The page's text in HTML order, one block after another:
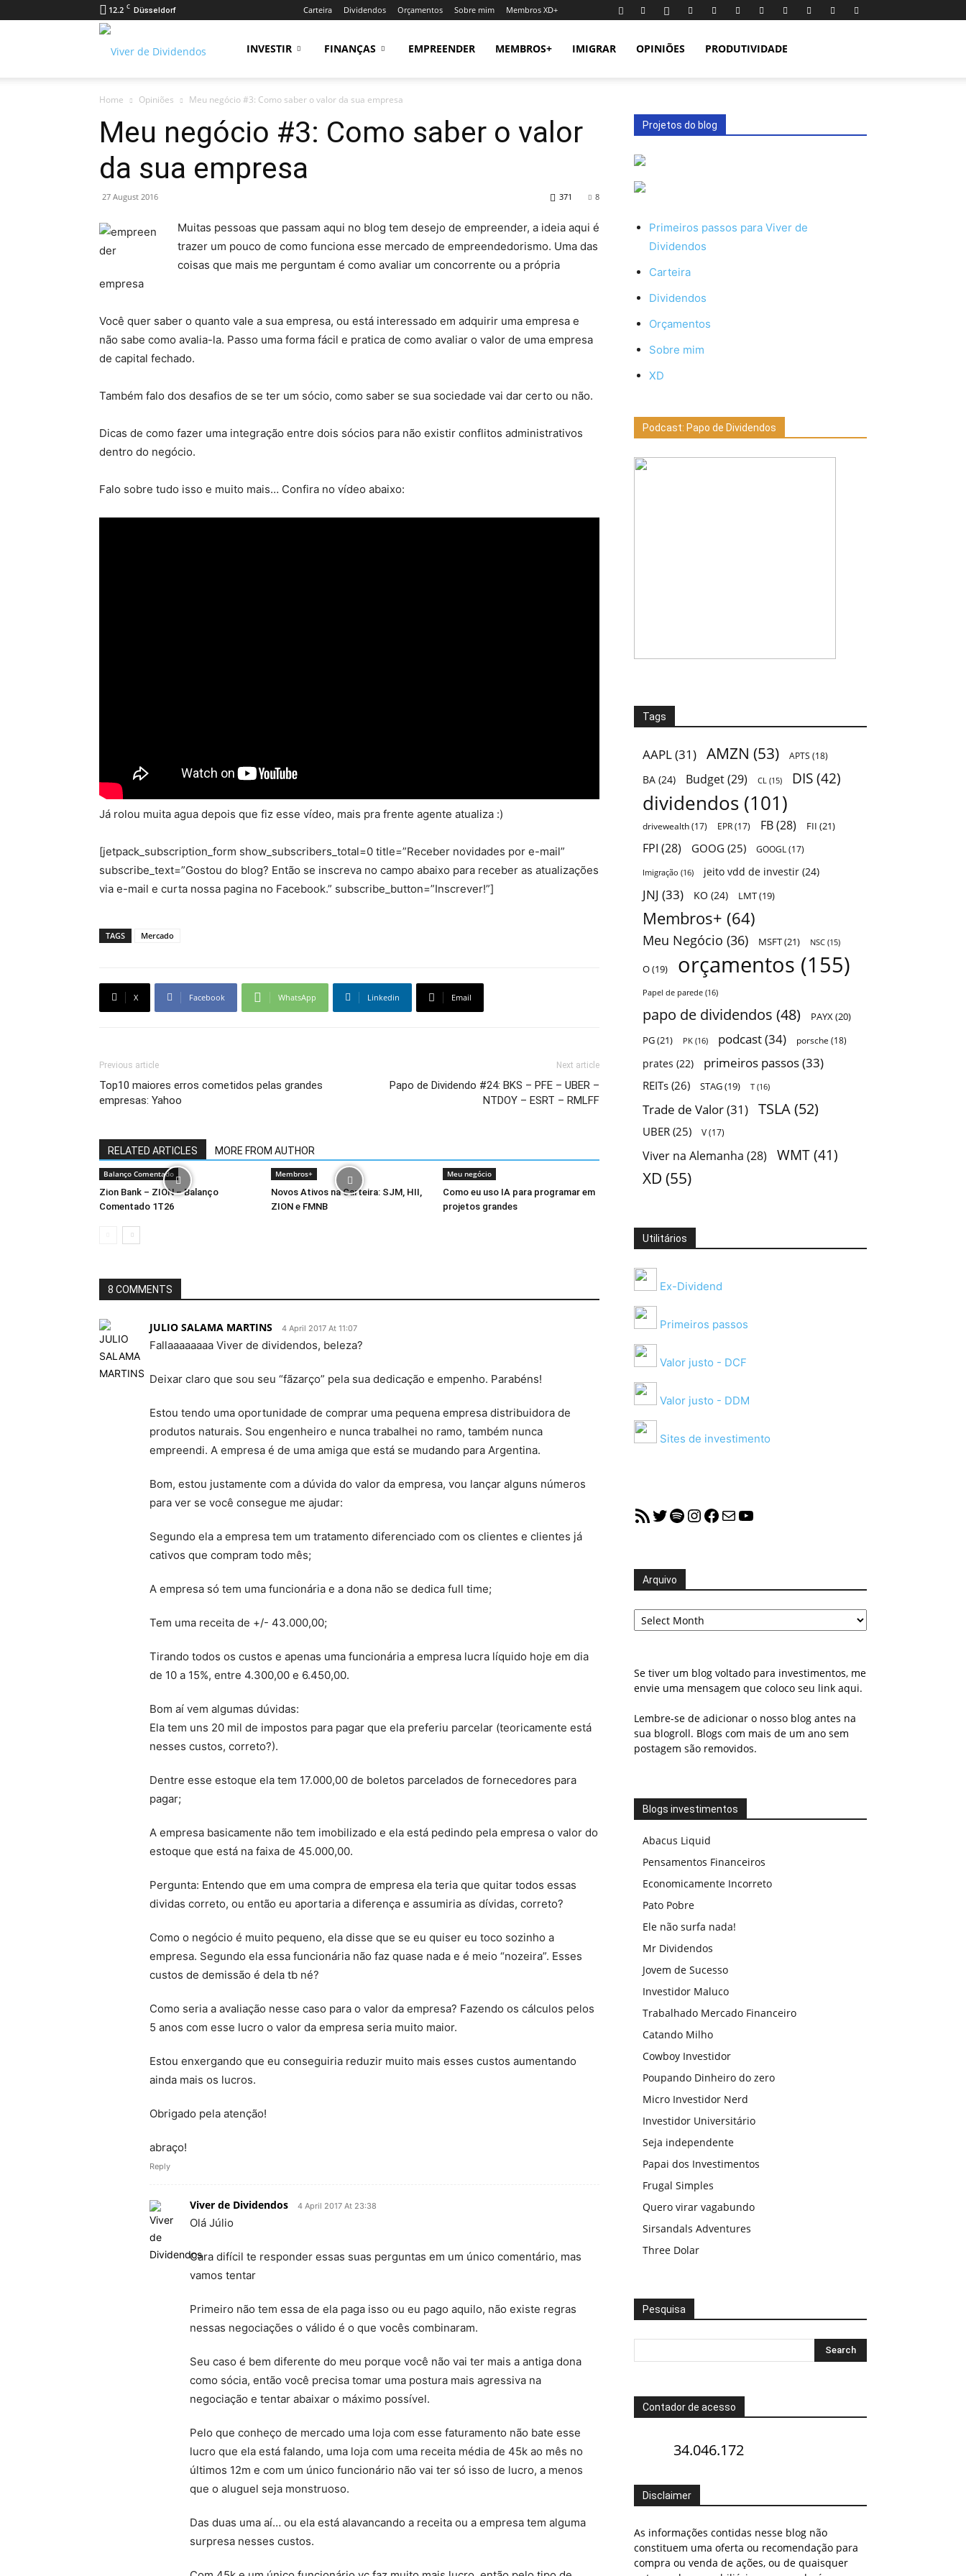
12.2 C Düsseldorf Carteira Dividendos Orçamentos Sobre mim Membros XD+
de
Dividendos
INVESTIR FINANÇAS EMPREENDER MEMBROS+ IMIGRAR OPINIÕES PRODUTIVIDADE
Home Opiniões Meu negócio #3: Como saber o valor da sua empresa
Meu negócio #3: Como saber o valor
da sua empresa
27 August 2016 8
371
Muitas pessoas que passam aqui no blog tem desejo de empreender, a ideia aqui é
trazer um pouco de como funciona esse mercado de empreendedorismo. Uma das
coisas que mais me perguntam é como avaliar um concorrente ou a própria
empresa
Você quer saber o quanto vale a sua empresa, ou está interessado em adquirir uma empresa e
não sabe como avalia-la. Passo uma forma fácil e pratica de como avaliar o valor de uma empresa
de capital fechado.
Também falo dos desafios de se ter um sócio, como saber se sua sociedade vai dar certo ou não.
Dicas de como fazer uma integração entre dois sócios para não existir conflitos administrativos
dentro do negócio.
Falo sobre tudo isso e muito mais… Confira no vídeo abaixo:
Já rolou muita agua depois que fiz esse vídeo, mais pra frente agente atualiza :)
[jetpack_subscription_form show_subscribers_total=0 title=”Receber novidades por e-mail”
subscribe_text=”Gostou do blog? Então se inscreva no campo abaixo para receber as atualizações
via e-mail e curta nossa pagina no Facebook.” subscribe_button=”Inscrever!”]
TAGS Mercado
X Facebook WhatsApp Linkedin Email
Previous article
Top10 maiores erros cometidos pelas grandes
empresas: Yahoo
Next article
Papo de Dividendo #24: BKS – PFE – UBER –
NTDOY – ESRT – RMLFF
RELATED ARTICLES MORE FROM AUTHOR
Balanço Comentado
Zion Bank – ZION – Balanço
Comentado 1T26
Membros+
Novos Ativos na Carteira: SJM, HII,
ZION e FMNB
Meu negócio
Como eu uso IA para programar em
projetos grandes
8 COMMENTS
JULIO SALAMA MARTINS 4 April 2017 At 11:07
Fallaaaaaaaa Viver de dividendos, beleza?
Deixar claro que sou seu “fãzarço” pela sua dedicação e empenho. Parabéns!
Estou tendo uma oportunidade de comprar uma pequena empresa distribuidora de
produtos naturais. Sou engenheiro e nunca trabalhei no ramo, também nunca
empreendi. A empresa é de uma amiga que está se mudando para Argentina.
Bom, estou justamente com a dúvida do valor da empresa, vou lançar alguns números
para ver se você consegue me ajudar:
Segundo ela a empresa tem um tratamento diferenciado com os clientes e clientes já
cativos que compram todo mês;
A empresa só tem uma funcionária e a dona não se dedica full time;
Tem uma receita de +/- 43.000,00;
Tirando todos os custos e apenas uma funcionária a empresa lucra líquido hoje em dia
de 10 a 15%, entre 4.300,00 e 6.450,00.
Bom aí vem algumas dúvidas:
Ela tem uns 20 mil de impostos para pagar que ela preferiu parcelar (teoricamente está
nesses custos, correto?).
Dentre esse estoque ela tem 17.000,00 de boletos parcelados de fornecedores para
pagar;
A empresa basicamente não tem imobilizado e ela está pedindo pela empresa o valor do
estoque que está na faixa de 45.000,00.
Pergunta: Entendo que em uma compra de empresa ela teria que quitar todos essas
dividas correto, ou então eu aportaria a diferença e assumiria as dívidas, correto?
Como o negócio é muito pequeno, ela disse que se eu quiser eu toco sozinho a
empresa. Segundo ela essa funcionária não faz quase nada e é meio “nozeira”. Esses
custos de demissão é dela tb né?
Como seria a avaliação nesse caso para o valor da empresa? Fazendo os cálculos pelos
5 anos com esse lucro o valor da empresa seria muito maior.
Estou enxergando que eu conseguiria reduzir muito mais esses custos aumentando
ainda mais os lucros.
Obrigado pela atenção!
abraço!
Reply
Viver de Dividendos 4 April 2017 At 23:38
Olá Júlio
Cara difícil te responder essas suas perguntas em um único comentário, mas
vamos tentar
Primeiro não tem essa de ela paga isso ou eu pago aquilo, não existe regras
nessas negociações o válido é o que vocês combinaram.
Seu caso é bem diferente do meu porque você não vai ter mais a antiga dona
como sócia, então você precisa tomar uma postura mais agressiva na
negociação e tentar abaixar o máximo possível.
Pelo que conheço de mercado uma loja com esse faturamento não bate esse
lucro que ela está falando, uma loja com uma receita média de 45k ao mês no
últimos 12m e com um único funcionário não vai ter só isso de lucro, a menos
que o aluguel seja monstruoso.
Das duas uma aí… ou ela está alavancando a receita ou a empresa tem alguma
surpresa nesses custos.
Projetos do blog
Primeiros passos para Viver de
Dividendos
Carteira
Dividendos
Orçamentos
Sobre mim
XD
Podcast: Papo de Dividendos
Tags
AAPL(31) AMZN (53) APTS (18)
BA (24) Budget(29) CL (15) DIS (42)
dividendos (101)
drivewealth(17) EPR(17) FB(28) FII (21)
FPI (28) GOOG (25) GOOGL (17)
Imigração (16) jeito vdd de investir (24)
JNJ (33) KO (24) LMT(19)
Membros+ (64)
Meu Negócio (36) MSFT(21) NSC (15)
O(19) orçamentos (155)
Papel de parede (16)
papo de dividendos (48) PAYX(20)
PG(21) PK (16) podcast(34) porsche (18)
prates (22) primeiros passos(33)
REITs (26) STAG(19) T (16)
Trade de Valor(31) TSLA(52)
UBER (25) V(17)
Viver na Alemanha (28) WMT (41)
XD (55)
Utilitários
Ex-Dividend
Primeiros passos
Valor justo - DCF
Valor justo - DDM
Sites de investimento
RSS FeedTwitter
Spotify
Instagram
Facebook
MailYouTube
Arquivo
Arquivo
Se tiver um blog voltado para investimentos, me
envie uma mensagem que coloco seu link aqui.
Lembre-se de adicionar o nosso blog antes na
sua blogroll. Blogs com mais de um ano sem
postagem são removidos.
Blogs investimentos
Abacus Liquid
Pensamentos Financeiros
Economicamente Incorreto
Pato Pobre
Ele não surfa nada!
Mr Dividendos
Jovem de Sucesso
Investidor Maluco
Trabalhado Mercado Financeiro
Catando Milho
Cowboy Investidor
Poupando Dinheiro do zero
Micro Investidor Nerd
Investidor Universitário
Seja independente
Papai dos Investimentos
Frugal Simples
Quero virar vagabundo
Sirsandals Adventures
Three Dolar
Pesquisa
Contador de acesso
34.046.172
Disclaimer
As informações contidas nesse blog não
constituem uma oferta ou recomendação para
compra ou venda de ações, ou de quaisquer